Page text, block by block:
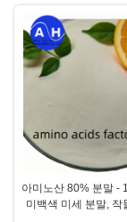
아미노산 80% 분말 -
미백색 미세 분말, 작